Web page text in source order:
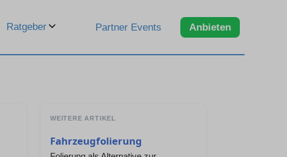
Ratgeber Partner Events Anbieten
WEITERE ARTIKEL
Fahrzeugfolierung